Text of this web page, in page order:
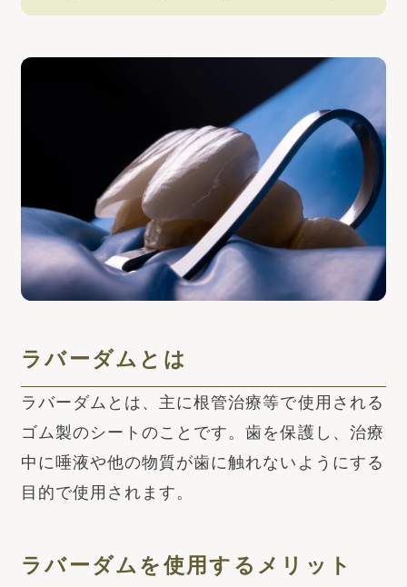
ラバーダムとは
ラバーダムとは、主に根管治療等で使用される
ゴム製のシートのことです。歯を保護し、治療
中に唾液や他の物質が歯に触れないようにする
目的で使用されます。
ラバーダムを使用するメリット